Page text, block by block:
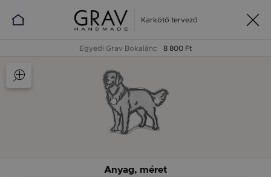
Karkötő tervező
Egyedi Grav Bokalánc 8 800 Ft
Anyag, méret